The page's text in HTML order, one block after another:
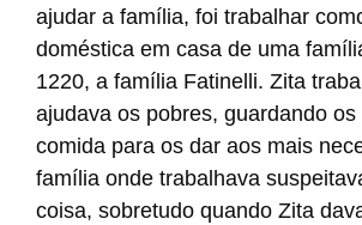
ajudar a família, foi trabalhar
doméstica em casa de uma
1220, a família Fatinelli. Zita
ajudava os pobres, guardando os
comida para os dar aos mais
família onde trabalhava
coisa, sobretudo quando Zita